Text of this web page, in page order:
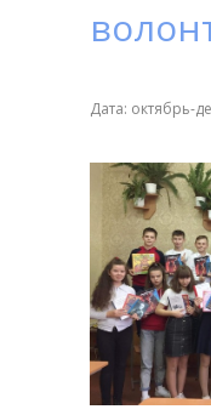
Дата: октябрь-